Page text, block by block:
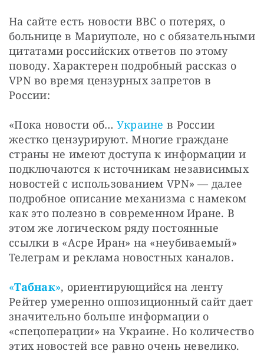
На сайте есть новости ВВС о потерях, о
больнице в Мариуполе, но с обязательными
цитатами российских ответов по этому
поводу. Характерен подробный рассказ о
VPN во время цензурных запретов в
России:
«Пока новости об… Украине в России
жестко цензурируют. Многие граждане
страны не имеют доступа к информации и
подключаются к источникам независимых
новостей с использованием VPN» — далее
подробное описание механизма с намеком
как это полезно в современном Иране. В
этом же логическом ряду постоянные
ссылки в «Асре Иран» на «неубиваемый»
Телеграм и реклама новостных каналов.
«Табнак», ориентирующийся на ленту
Рейтер умеренно оппозиционный сайт дает
значительно больше информации о
«спецоперации» на Украине. Но количество
этих новостей все равно очень невелико.